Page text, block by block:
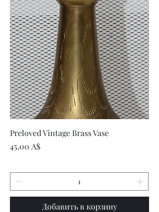
Preloved Vintage Brass Vase
Цена
45,00 A$
Добавить в корзину